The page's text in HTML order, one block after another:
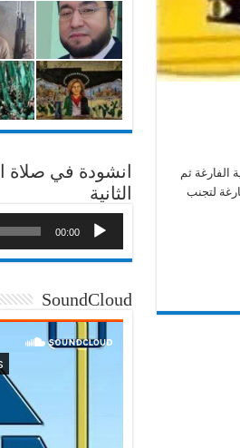
الفارغة ثم
لتجنب
انشودة في صلاة
الثانية
00:00
SoundCloud